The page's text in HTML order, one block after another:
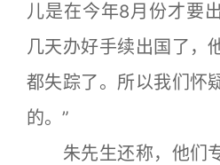
儿是在今年8月份才要
几天办好手续出国了，
都失踪了。所以我们怀
的。”
朱先生还称，他们